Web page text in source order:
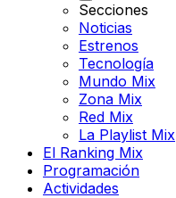
Secciones
Noticias
Estrenos
Tecnología
Mundo Mix
Zona Mix
Red Mix
La Playlist Mix
El Ranking Mix
Programación
Actividades